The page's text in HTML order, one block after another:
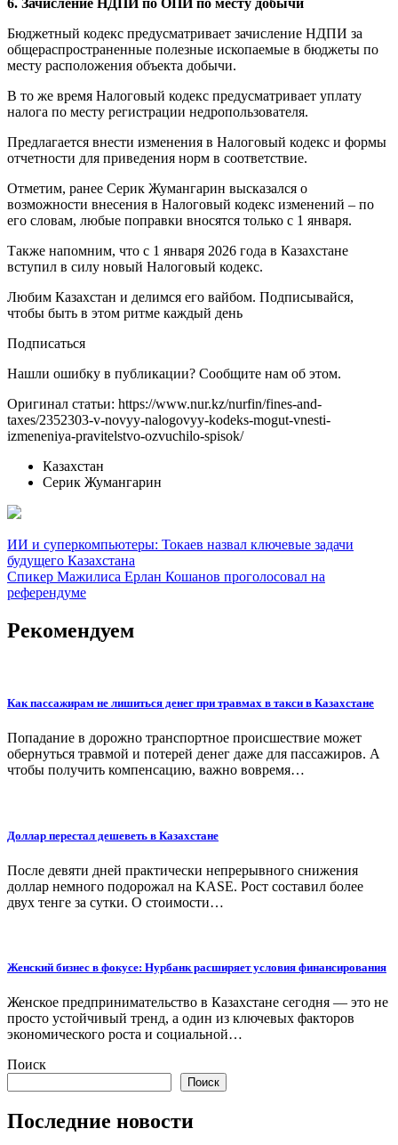
6. Зачисление НДПИ по ОПИ по месту добычи
Бюджетный кодекс предусматривает зачисление НДПИ за
общераспространенные полезные ископаемые в бюджеты по
месту расположения объекта добычи.
В то же время Налоговый кодекс предусматривает уплату
налога по месту регистрации недропользователя.
Предлагается внести изменения в Налоговый кодекс и формы
отчетности для приведения норм в соответствие.
Отметим, ранее Серик Жумангарин высказался о
возможности внесения в Налоговый кодекс изменений – по
его словам, любые поправки вносятся только с 1 января.
Также напомним, что с 1 января 2026 года в Казахстане
вступил в силу новый Налоговый кодекс.
Любим Казахстан и делимся его вайбом. Подписывайся,
чтобы быть в этом ритме каждый день
Подписаться
Нашли ошибку в публикации? Сообщите нам об этом.
Оригинал статьи: https://www.nur.kz/nurfin/fines-and-
taxes/2352303-v-novyy-nalogovyy-kodeks-mogut-vnesti-
izmeneniya-pravitelstvo-ozvuchilo-spisok/
Казахстан
Серик Жумангарин
Навигация
по
записям
ИИ и суперкомпьютеры: Токаев назвал ключевые задачи
будущего Казахстана
Спикер Мажилиса Ерлан Кошанов проголосовал на
референдуме
Рекомендуем
Как пассажирам не лишиться денег при травмах в такси в Казахстане
Попадание в дорожно транспортное происшествие может
обернуться травмой и потерей денег даже для пассажиров. А
чтобы получить компенсацию, важно вовремя…
Доллар перестал дешеветь в Казахстане
После девяти дней практически непрерывного снижения
доллар немного подорожал на KASE. Рост составил более
двух тенге за сутки. О стоимости…
Женский бизнес в фокусе: Нурбанк расширяет условия финансирования
Женское предпринимательство в Казахстане сегодня — это не
просто устойчивый тренд, а один из ключевых факторов
экономического роста и социальной…
Поиск
Поиск
Последние новости